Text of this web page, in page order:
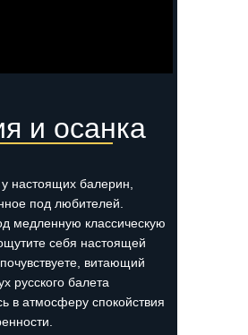
и осанка
настоящих балерин,
под любителей.
медленную классическую
себя настоящей
витающий
русского балета
в атмосферу спокойствия